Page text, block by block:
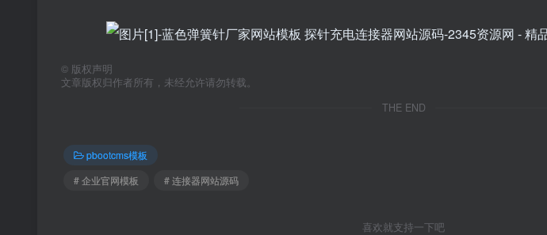
© 版权声明
文章版权归作者所有，未经允许请勿转载。
THE END
pbootcms模板
# 企业官网模板
# 连接器网站源码
喜欢就支持一下吧